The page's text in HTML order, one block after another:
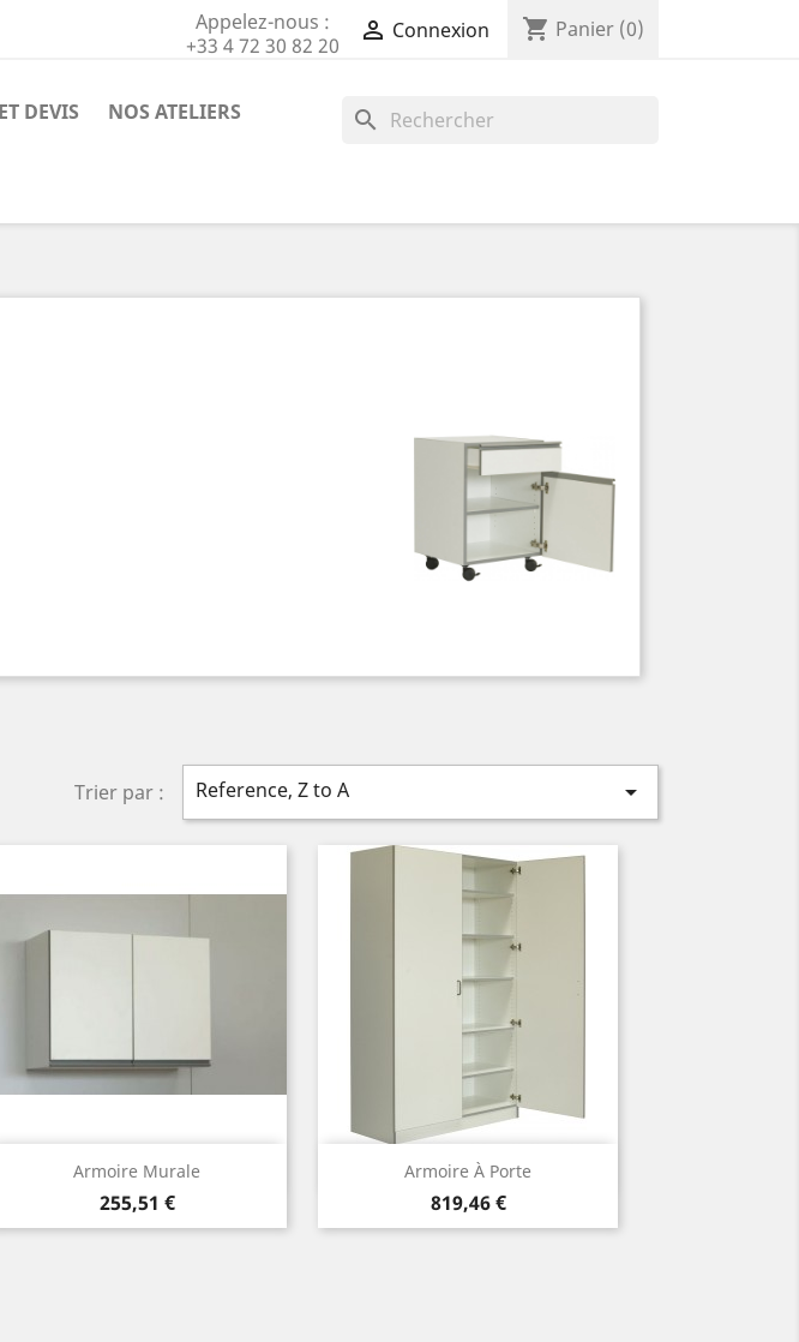
Appelez-nous :
+33 4 72 30 82 20
 Connexion shopping_cart Panier (0)
DEVIS NOS ATELIERS search
Trier par : Reference, Z to A 
Armoire Murale
Prix
255,51 €
Aperçu rapide Armoire À Porte
Prix
819,46 €
Aperçu rapide